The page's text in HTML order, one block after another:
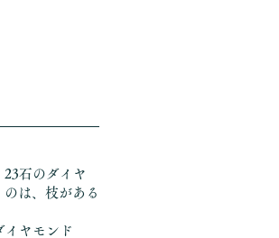
石のダイヤ
は、枝がある
イヤモンド